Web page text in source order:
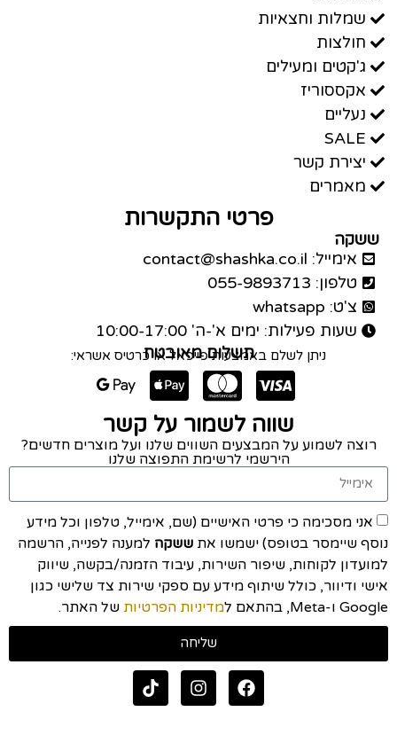
שמלות וחצאיות
חולצות
ג'קטים ומעילים
אקססוריז
נעליים
SALE
יצירת קשר
מאמרים
פרטי התקשרות
ששקה
אימייל: contact@shashka.co.il
טלפון: 055-9893713
צ'ט: whatsapp
שעות פעילות: ימים א'-ה' 10:00-17:00
תשלום מאובטח
ניתן לשלם באמצעות פייפאל או כרטיס אשראי:
שווה לשמור על קשר
רוצה לשמוע על המבצעים השווים שלנו ועל מוצרים חדשים?
הירשמי לרשימת התפוצה שלנו
אני מסכימה כי פרטי האישיים (שם, אימייל, טלפון וכל מידע
נוסף שיימסר בטופס) ישמשו את ששקה למענה לפנייה, הרשמה
למועדון לקוחות, שיפור השירות, עיבוד הזמנה/בקשה, שיווק
אישי ודיוור, כולל שיתוף מידע עם ספקי שירות צד שלישי כגון
Google ו-Meta, בהתאם ל
מדיניות הפרטיות של האתר.
שליחה